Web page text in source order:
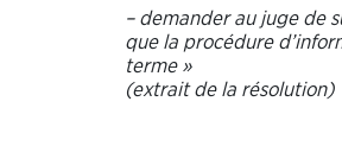
– demander au juge de
que la procédure
terme »
(extrait de la résolution)